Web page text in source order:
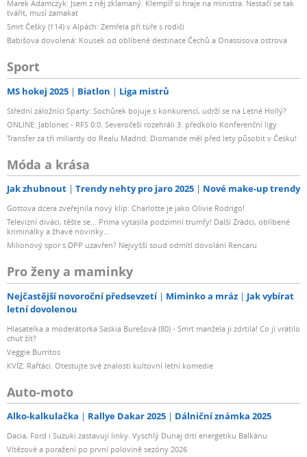
Marek Adamczyk: Jsem z něj zklamaný. Klempíř si hraje na ministra. Nestačí se tak
tvářit, musí zamakat
Smrt Češky (†14) v Alpách: Zemřela při túře s rodiči
Babišova dovolená: Kousek od oblíbené destinace Čechů a Onassisova ostrova
Sport
MS hokej 2025 Biatlon Liga mistrů
Střední záložníci Sparty: Sochůrek bojuje s konkurencí, udrží se na Letné Hollý?
ONLINE: Jablonec - RFS 0:0. Severočeši rozehráli 3. předkolo Konferenční ligy
Transfer za tři miliardy do Realu Madrid: Diomande měl před lety působit v Česku!
Móda a krása
Jak zhubnout Trendy nehty pro jaro 2025 Nové make-up trendy
Gottova dcera zveřejnila nový klip: Charlotte je jako Olivie Rodrigo!
Televizní diváci, těšte se... Prima vytasila podzimní trumfy! Další Zrádci, oblíbené
kriminálky a žhavé novinky...
Milionový spor s DPP uzavřen? Nejvyšší soud odmítl dovolání Rencaru
Pro ženy a maminky
Nejčastější novoroční předsevzetí Miminko a mráz
Jak vybírat
letní dovolenou
Hlasatelka a moderátorka Saskia Burešová (80) - Smrt manžela ji zdrtila! Co jí vrátilo
chuť žít?
Veggie Burritos
KVÍZ: Rafťáci. Otestujte své znalosti kultovní letní komedie
Auto-moto
Alko-kalkulačka Rallye Dakar 2025 Dálniční známka 2025
Dacia, Ford i Suzuki zastavují linky. Vyschlý Dunaj drtí energetiku Balkánu
Vítězové a poražení po první polovině sezóny 2026